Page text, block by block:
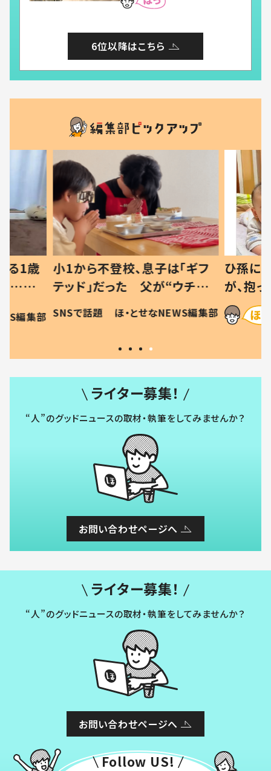
6位以降はこちら
る1歳
…母
現行
編集部
小1から不登校、息子は「ギフ
テッド」だった 父が“ウチ給
食”を作り続ける理由とは #令
和の親 #令和の子
SNSで話題 ほ・とせなNEWS編集部
ひ孫に
が、抱
に「涙
方ない」
ライター募集！
“人”のグッドニュースの取材・執筆をしてみませんか？
お問い合わせページへ
ライター募集！
“人”のグッドニュースの取材・執筆をしてみませんか？
お問い合わせページへ
Follow US!